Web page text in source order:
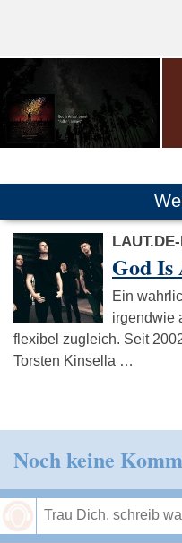
God
Ein
irgendwie
flexibel zugleich. Seit
Torsten Kinsella …
Noch keine